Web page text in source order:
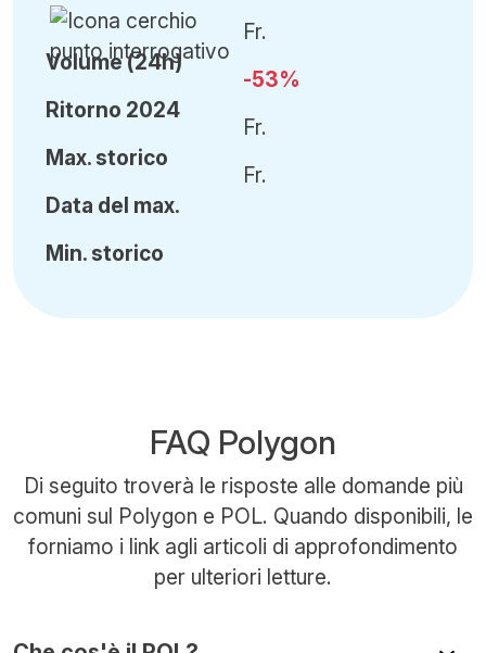
Volume (24h)
Ritorno 2024
Max. storico
Data del max.
Min. storico
Fr.
-53%
Fr.
Fr.
FAQ Polygon
Di seguito troverà le risposte alle domande più
comuni sul Polygon e POL. Quando disponibili, le
forniamo i link agli articoli di approfondimento
per ulteriori letture.